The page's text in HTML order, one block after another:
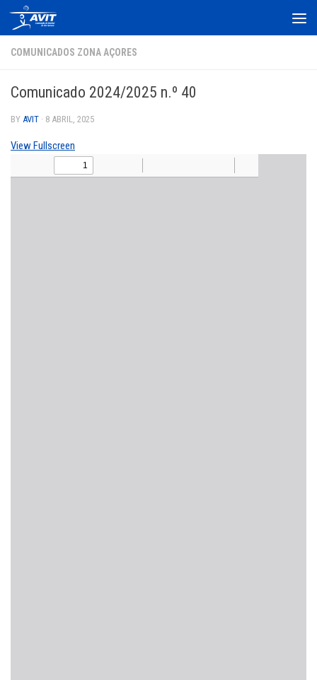
Skip to content
COMUNICADOS ZONA AÇORES
Comunicado 2024/2025 n.º 40
BY AVIT · 8 ABRIL, 2025
View Fullscreen